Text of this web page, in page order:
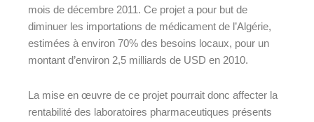
mois de décembre 2011. Ce projet a pour but de
diminuer les importations de médicament de l’Algérie,
estimées à environ 70% des besoins locaux, pour un
montant d’environ 2,5 milliards de USD en 2010.
La mise en œuvre de ce projet pourrait donc affecter la
rentabilité des laboratoires pharmaceutiques présents